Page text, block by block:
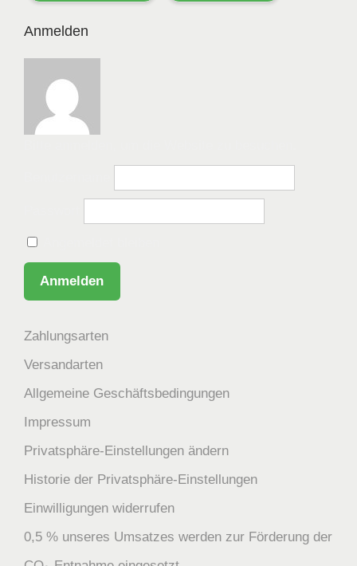
Anmelden
Zahlungsarten
Versandarten
Allgemeine Geschäftsbedingungen
Impressum
Privatsphäre-Einstellungen ändern
Historie der Privatsphäre-Einstellungen
Einwilligungen widerrufen
0,5 % unseres Umsatzes werden zur Förderung der